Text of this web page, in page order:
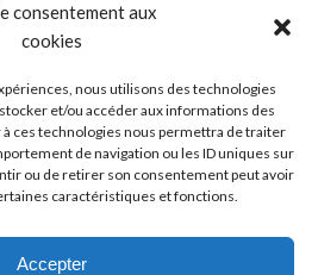
consentement aux
cookies
nous utilisons des technologies
et/ou accéder aux informations des
à ces technologies nous permettra de traiter
de navigation ou les ID uniques sur
ou de retirer son consentement peut avoir
caractéristiques et fonctions.
Accepter